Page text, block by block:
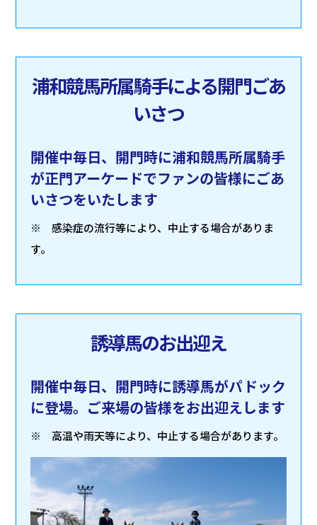
浦和競馬所属騎手による開門ごあ
いさつ
開催中毎日、開門時に浦和競馬所属騎手
が正門アーケードでファンの皆様にごあ
いさつをいたします
※ 感染症の流行等により、中止する場合がありま
す。
誘導馬のお出迎え
開催中毎日、開門時に誘導馬がパドック
に登場。ご来場の皆様をお出迎えします
※ 高温や雨天等により、中止する場合があります。